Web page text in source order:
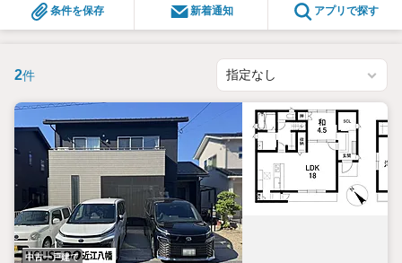
条件を保存 新着通知 アプリで探す
2件
中古一戸建て